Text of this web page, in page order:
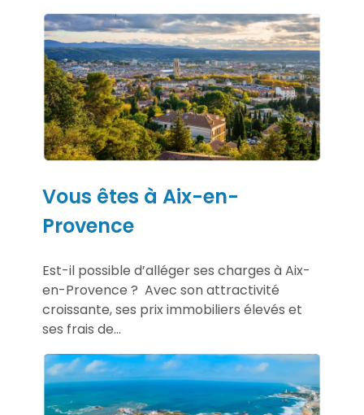
Vous êtes à Aix-en-
Provence
Est-il possible d’alléger ses charges à Aix-
en-Provence ? Avec son attractivité
croissante, ses prix immobiliers élevés et
ses frais de...